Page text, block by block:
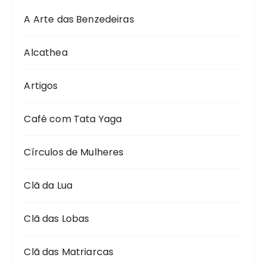
A Arte das Benzedeiras
Alcathea
Artigos
Café com Tata Yaga
Círculos de Mulheres
Clã da Lua
Clã das Lobas
Clã das Matriarcas